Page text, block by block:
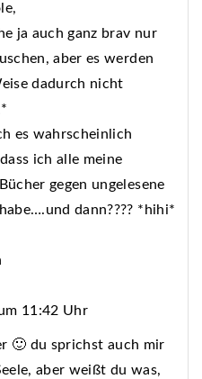
ja auch ganz brav nur
aber es werden
dadurch nicht
es wahrscheinlich
ich alle meine
gegen ungelesene
dann???? *hihi*
11:42 Uhr
🙂 du sprichst auch mir
aber weißt du was,